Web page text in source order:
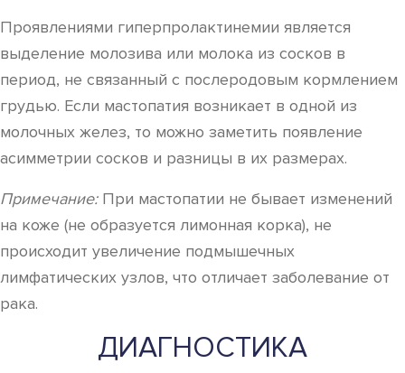
Проявлениями гиперпролактинемии является
выделение молозива или молока из сосков в
период, не связанный с послеродовым кормлением
грудью. Если мастопатия возникает в одной из
молочных желез, то можно заметить появление
асимметрии сосков и разницы в их размерах.
Примечание:При мастопатии не бывает изменений
на коже (не образуется лимонная корка), не
происходит увеличение подмышечных
лимфатических узлов, что отличает заболевание от
рака.
ДИАГНОСТИКА